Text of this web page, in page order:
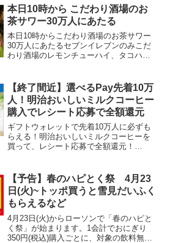
ト5倍店頭でお会計の場合楽天ポイントカ
ードを提示して20...
本日10時から こだわり酒場のお
茶サワー30万人にあたる
本日10時からこだわり酒場のお茶サワー
30万人にあたるセブンイレブンのみこだ
わり酒場のレモンチューハイ、タコハイ
【終了間近】選べるPay先着10万
人！明治おいしいミルクコーヒー
購入でレシート応募で全額還元
ギフトウォレットで先着10万人に必ずも
らえる！明治おいしいミルクコーヒーを
買って、レシート応募で全額還元！
ーは226円なので全額分のえらべるPayが
もらえます...
【予告】春のハピとく祭 4月23
日(火)~トッポ買うと雪見だいふく
もらえるなど
4月23日(火)からローソンで「春のハピと
く祭」が始まります。1会計でおにぎり
350円(税込)購入ごとに、対象の飲料無料